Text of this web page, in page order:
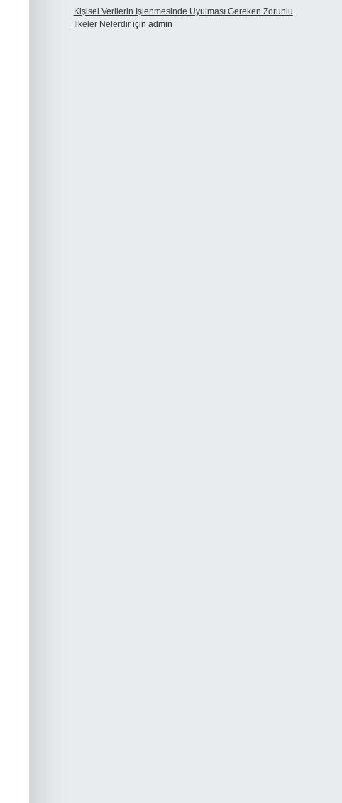
Kişisel Verilerin Işlenmesinde Uyulması Gereken Zorunlu
Ilkeler Nelerdiriçin admin